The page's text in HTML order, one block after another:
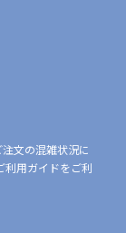
文の混雑状況に
利用ガイドをご利